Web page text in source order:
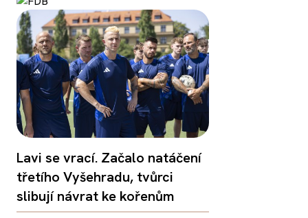
Lavi se vrací. Začalo natáčení
třetího Vyšehradu, tvůrci
slibují návrat ke kořenům